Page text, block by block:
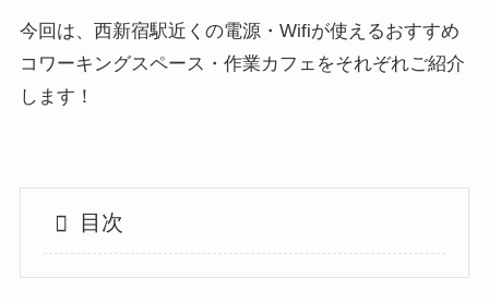
今回は、西新宿駅近くの電源・Wifiが使えるおすすめ
コワーキングスペース・作業カフェをそれぞれご紹介
します！
目次